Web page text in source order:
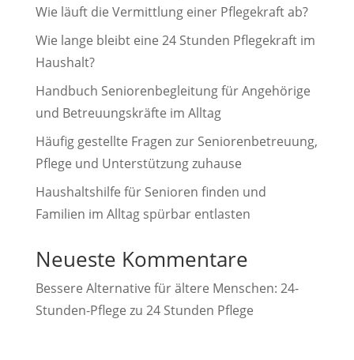
Wie läuft die Vermittlung einer Pflegekraft ab?
Wie lange bleibt eine 24 Stunden Pflegekraft im
Haushalt?
Handbuch Seniorenbegleitung für Angehörige
und Betreuungskräfte im Alltag
Häufig gestellte Fragen zur Seniorenbetreuung,
Pflege und Unterstützung zuhause
Haushaltshilfe für Senioren finden und
Familien im Alltag spürbar entlasten
Neueste Kommentare
Bessere Alternative für ältere Menschen: 24-
Stunden-Pflege zu 24 Stunden Pflege